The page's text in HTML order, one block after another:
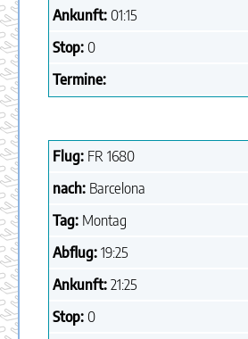
Ankunft: 01:15
Stop: 0
Termine:
Flug: FR 1680
nach: Barcelona
Tag: Montag
Abflug: 19:25
Ankunft: 21:25
Stop: 0